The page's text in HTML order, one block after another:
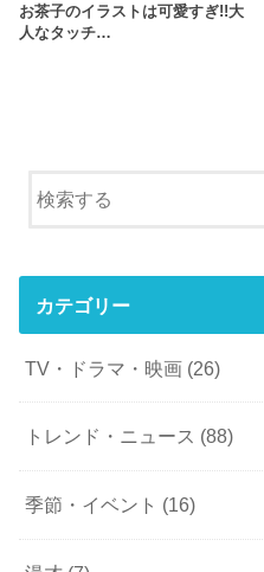
お茶子のイラストは可愛すぎ!!大
人なタッチ…
カテゴリー
TV・ドラマ・映画 (26)
トレンド・ニュース (88)
季節・イベント (16)